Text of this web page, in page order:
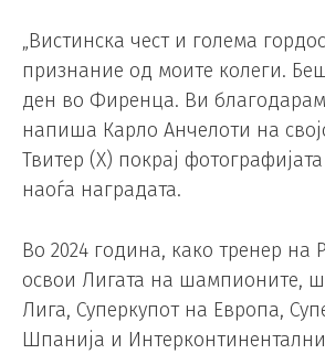
„Вистинска чест и голема
признание од моите колеги.
ден во Фиренца. Ви благодарам
напиша Карло Анчелоти на
Твитер (Х) покрај
наоѓа наградата.
Во 2024 година, како тренер на
освои Лигата на шампионите,
Лига, Суперкупот на Европа,
Шпанија и